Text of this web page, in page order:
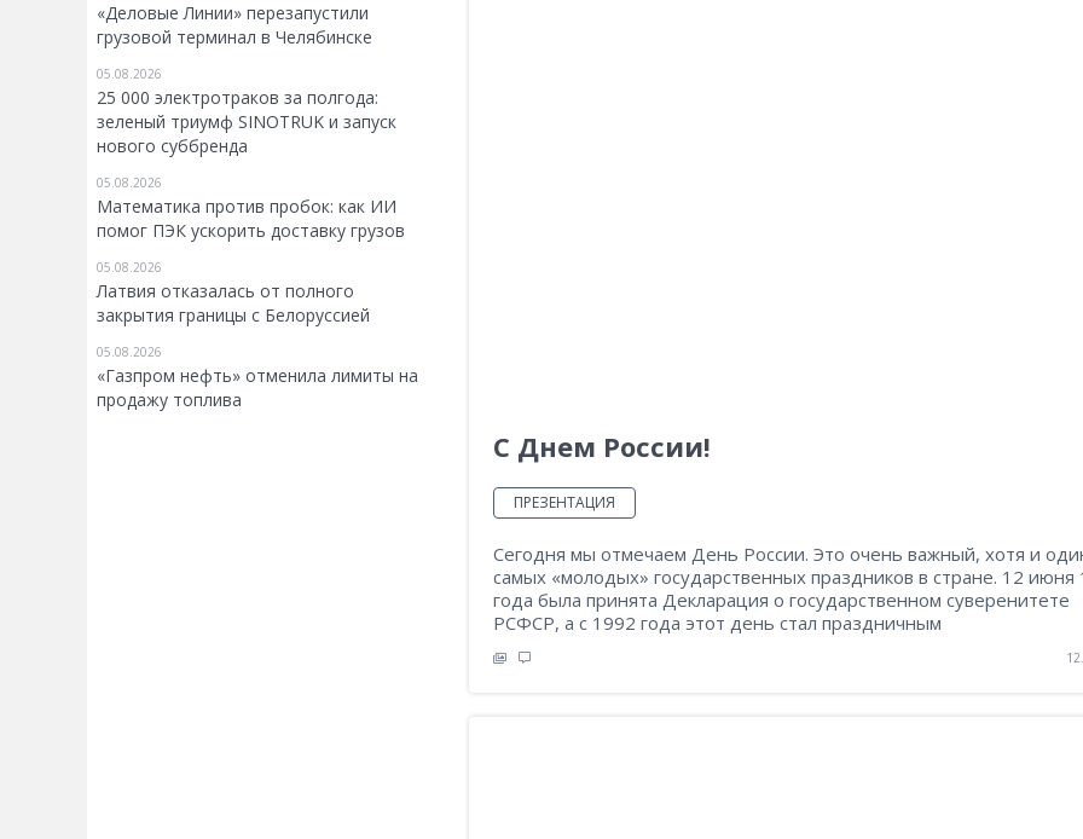
«Деловые Линии» перезапустили
грузовой терминал в Челябинске
05.08.2026
25 000 электротраков за полгода:
зеленый триумф SINOTRUK и запуск
нового суббренда
05.08.2026
Математика против пробок: как ИИ
помог ПЭК ускорить доставку грузов
05.08.2026
Латвия отказалась от полного
закрытия границы с Белоруссией
05.08.2026
«Газпром нефть» отменила лимиты на
продажу топлива
С Днем России!
ПРЕЗЕНТАЦИЯ
Сегодня мы отмечаем День России. Это очень важный, хотя и
самых «молодых» государственных праздников в стране. 12 июня
года была принята Декларация о государственном суверенитете
РСФСР, а с 1992 года этот день стал праздничным